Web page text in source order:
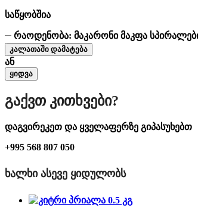
საწყობშია
რაოდენობა: მაკარონი მაკფა
კალათაში დამატება
ან
ყიდვა
Გაქვთ Კითხვები?
დაგვირეკეთ და ყველაფერზე გიპასუხებთ
+995 568 807 050
ᲮᲐᲚᲮᲘ ᲐᲡᲔᲕᲔ ᲧᲘᲓᲣᲚᲝᲑᲡ